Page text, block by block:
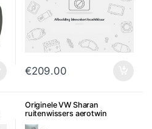
€209.00
Originele VW Sharan
ruitenwissers aerotwin